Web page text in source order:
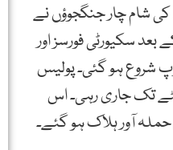
شام چار جنگجوؤں نے
سکیورٹی فورسز اور
شروع ہو گئی۔ پولیس
تک جاری رہی۔ اس
آور ہلاک ہو گئے۔